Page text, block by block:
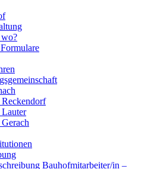
Lauter
Bauhofmitarbeiter/in –